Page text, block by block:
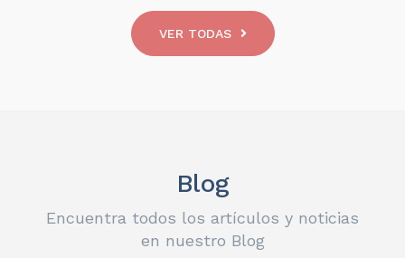
VER TODAS
Blog
Encuentra todos los artículos y noticias
en nuestro Blog